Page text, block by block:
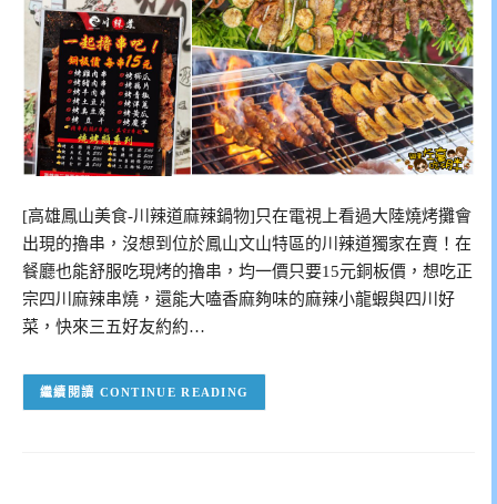
[高雄鳳山美食-川辣道麻辣鍋物]只在電視上看過大陸燒烤攤會
出現的擼串，沒想到位於鳳山文山特區的川辣道獨家在賣！在
餐廳也能舒服吃現烤的擼串，均一價只要15元銅板價，想吃正
宗四川麻辣串燒，還能大嗑香麻夠味的麻辣小龍蝦與四川好
菜，快來三五好友約約…
CONTINUE READING